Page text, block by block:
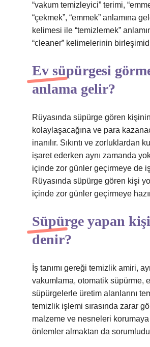
“vakum temizleyici” terimi,
“çekmek”, “emmek” anlamına
kelimesi ile “temizlemek”
“cleaner” kelimelerinin
Ev süpürgesi
anlama gelir?
Rüyasında süpürge gören
kolaylaşacağına ve para
inanılır. Sıkıntı ve zorluklardan
işaret ederken aynı zamanda
içinde zor günler geçirmeye de
Rüyasında süpürge gören kişi
içinde zor günler geçirmeye hazır
Süpürge yapan
denir?
İş tanımı gereği temizlik amiri,
vakumlama, otomatik süpürme,
süpürgelerle üretim alanlarını
temizlik işlemi sırasında zarar
malzeme ve nesneleri
önlemler almaktan da